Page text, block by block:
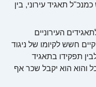
תאגיד עירוני, בין
העירוניים
חשש לקיומו של ניגוד
תפקידו בתאגיד
והוא הוא יקבל שכר אף